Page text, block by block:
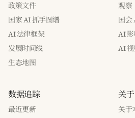
政策文件
国家 AI 抓手图谱
AI 法律框架
发展时间线
生态地图
观察
国会
AI
AI
数据追踪
最近更新
关于
关于